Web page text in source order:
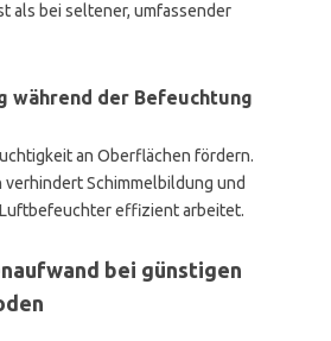
als bei seltener, umfassender
während der Befeuchtung
an Oberflächen fördern.
Schimmelbildung und
effizient arbeitet.
bei günstigen